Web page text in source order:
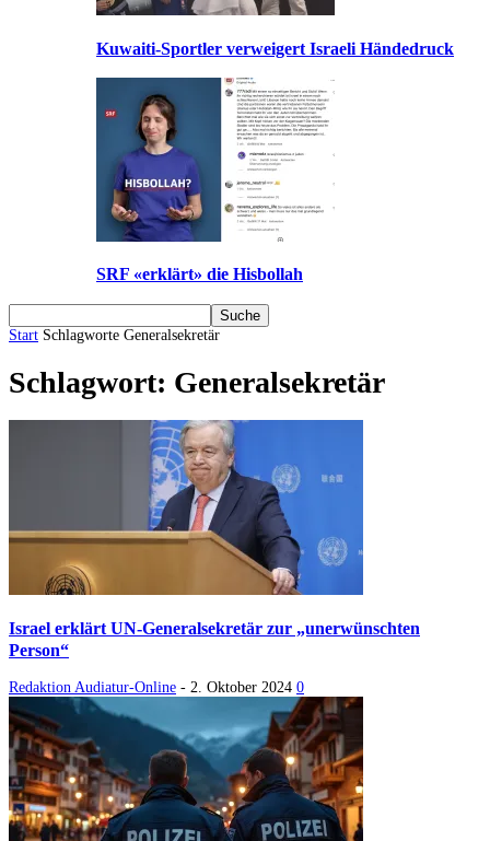
Kuwaiti-Sportler verweigert Israeli Händedruck
SRF «erklärt» die Hisbollah
Start Schlagworte Generalsekretär
Schlagwort: Generalsekretär
Israel erklärt UN-Generalsekretär zur „unerwünschten
Person“
Redaktion Audiatur-Online - 2. Oktober 2024 0